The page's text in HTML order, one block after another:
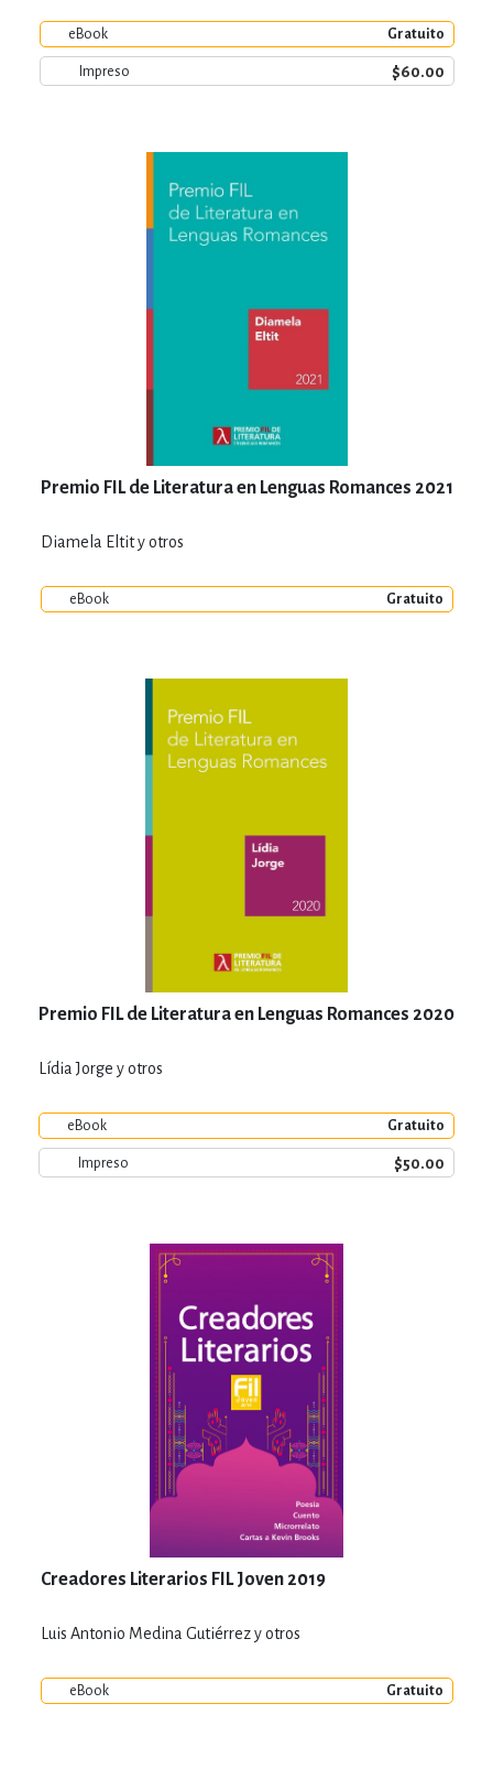
eBook Gratuito
Impreso $60.00
Premio FIL de Literatura en Lenguas Romances 2021
Diamela Eltit y otros
eBook Gratuito
Premio FIL de Literatura en Lenguas Romances 2020
Lídia Jorge y otros
eBook Gratuito
Impreso $50.00
Creadores Literarios FIL Joven 2019
Luis Antonio Medina Gutiérrez y otros
eBook Gratuito